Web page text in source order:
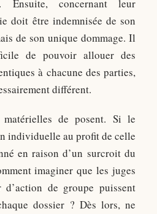
Ensuite, concernant leur
doit être indemnisée de son
de son unique dommage. Il
de pouvoir allouer des
à chacune des parties,
différent.
de posent. Si le
individuelle au profit de celle
en raison d’un surcroit du
imaginer que les juges
de groupe puissent
dossier ? Dès lors, ne